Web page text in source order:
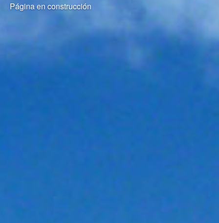
Página en construcción